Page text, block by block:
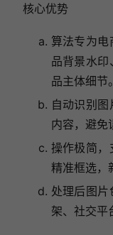
核心优势
算法专为
品背景水
品主体细节。
自动识别
内容，避免
操作极简，
精准框选，
处理后图
架、社交平